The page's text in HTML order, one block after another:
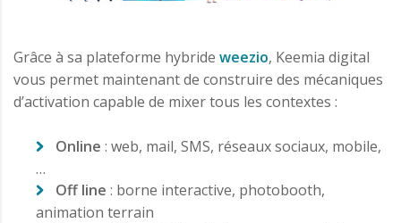
Grâce à sa plateforme hybride weezio, Keemia digital
vous permet maintenant de construire des mécaniques
d’activation capable de mixer tous les contextes :
Online : web, mail, SMS, réseaux sociaux, mobile,
…
Off line : borne interactive, photobooth,
animation terrain